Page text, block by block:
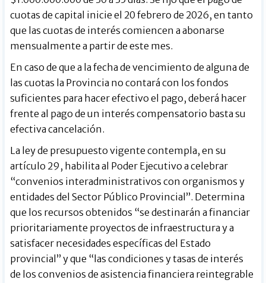
cuotas de capital inicie el 20 febrero de 2026, en tanto
que las cuotas de interés comiencen a abonarse
mensualmente a partir de este mes.
En caso de que a la fecha de vencimiento de alguna de
las cuotas la Provincia no contará con los fondos
suficientes para hacer efectivo el pago, deberá hacer
frente al pago de un interés compensatorio basta su
efectiva cancelación.
La ley de presupuesto vigente contempla, en su
artículo 29, habilita al Poder Ejecutivo a celebrar
“convenios interadministrativos con organismos y
entidades del Sector Público Provincial”. Determina
que los recursos obtenidos “se destinarán a financiar
prioritariamente proyectos de infraestructura y a
satisfacer necesidades específicas del Estado
provincial” y que “las condiciones y tasas de interés
de los convenios de asistencia financiera reintegrable